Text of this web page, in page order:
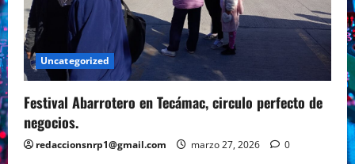
Uncategorized
Festival Abarrotero en Tecámac, circulo perfecto de
negocios.
redaccionsnrp1@gmail.com marzo 27, 2026 0